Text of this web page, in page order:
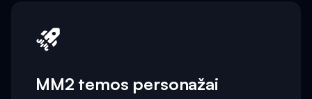
MM2 temos personažai